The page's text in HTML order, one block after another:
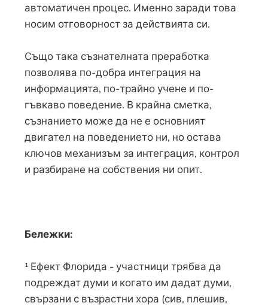
автоматичен процес. Именно заради това
носим отговорност за действията си.
Също така съзнателната преработка
позволява по-добра интеграция на
информацията, по-трайно учене и по-
гъвкаво поведение. В крайна сметка,
съзнанието може да не е основният
двигател на поведението ни, но остава
ключов механизъм за интеграция, контрол
и разбиране на собствения ни опит.
Бележки:
¹ Ефект Флорида - участници трябва да
подреждат думи и когато им дадат думи,
свързани с възрастни хора (сив, плешив,